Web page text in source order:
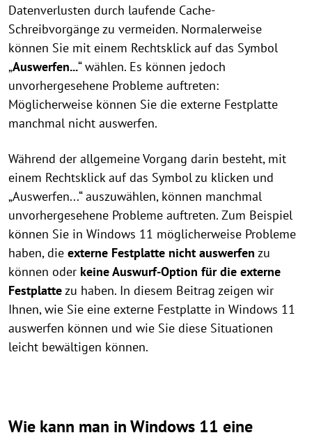
Datenverlusten durch laufende Cache-
Schreibvorgänge zu vermeiden. Normalerweise
können Sie mit einem Rechtsklick auf das Symbol
„Auswerfen...“ wählen. Es können jedoch
unvorhergesehene Probleme auftreten:
Möglicherweise können Sie die externe Festplatte
manchmal nicht auswerfen.
Während der allgemeine Vorgang darin besteht, mit
einem Rechtsklick auf das Symbol zu klicken und
„Auswerfen...“ auszuwählen, können manchmal
unvorhergesehene Probleme auftreten. Zum Beispiel
können Sie in Windows 11 möglicherweise Probleme
haben, die externe Festplatte nicht auswerfen zu
können oder keine Auswurf-Option für die externe
Festplattezu haben. In diesem Beitrag zeigen wir
Ihnen, wie Sie eine externe Festplatte in Windows 11
auswerfen können und wie Sie diese Situationen
leicht bewältigen können.
Wie kann man in Windows 11 eine